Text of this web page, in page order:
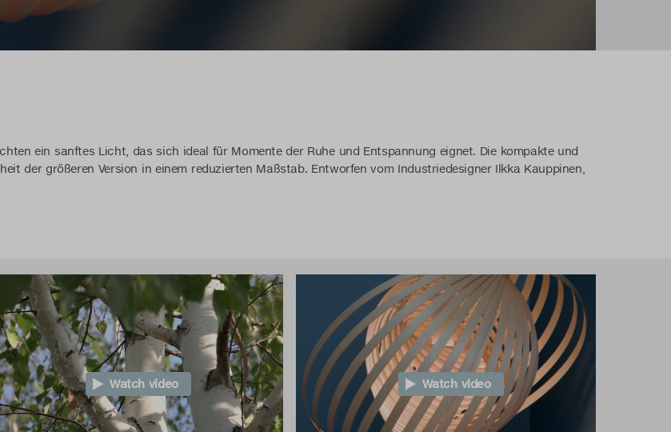
ein sanftes Licht, das sich ideal für Momente der Ruhe und Entspannung eignet. Die kompakte und
der größeren Version in einem reduzierten Maßstab. Entworfen vom Industriedesigner Ilkka Kauppinen,
Watch video Watch video